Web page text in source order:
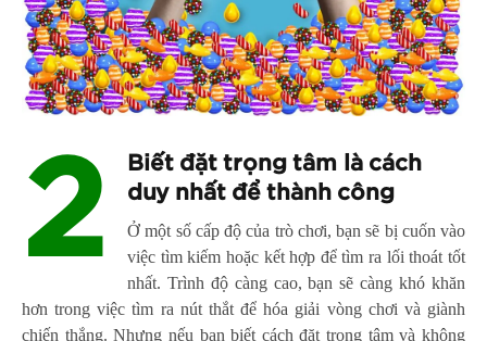
2
Biết đặt trọng tâm là cách
duy nhất để thành công
Ở một số cấp độ của trò chơi, bạn sẽ bị cuốn vào
việc tìm kiếm hoặc kết hợp để tìm ra lối thoát tốt
nhất. Trình độ càng cao, bạn sẽ càng khó khăn
hơn trong việc tìm ra nút thắt để hóa giải vòng chơi và giành
chiến thắng. Nhưng nếu bạn biết cách đặt trọng tâm và không